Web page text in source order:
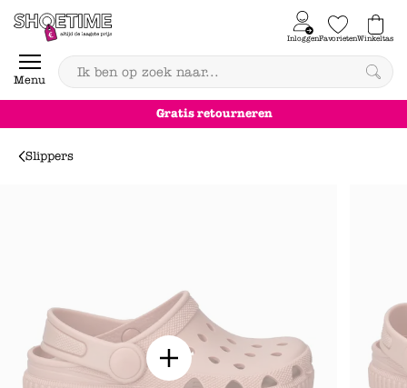
Skip to content
Menu
InloggenFavorietenWinkeltas
0
Gratis retourneren
Slippers